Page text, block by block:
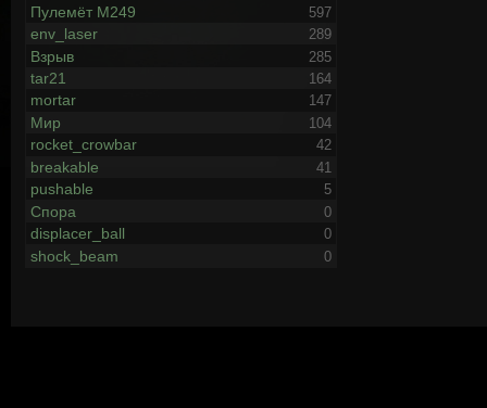
Пулемёт М249 597
env_laser 289
Взрыв 285
tar21 164
mortar 147
Мир 104
rocket_crowbar 42
breakable 41
pushable 5
Спора 0
displacer_ball 0
shock_beam 0